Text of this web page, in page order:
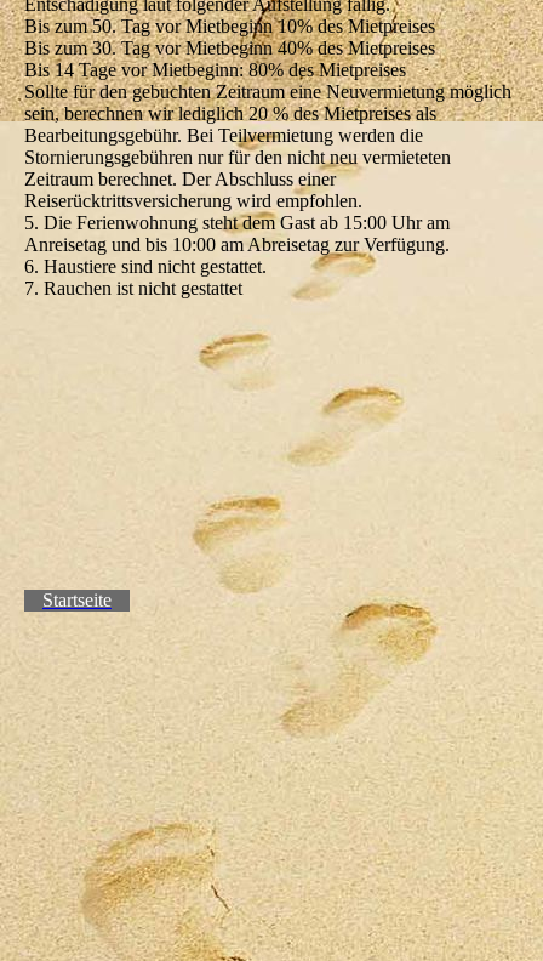
Bis zum 50. Tag vor Mietbeginn 10% des Mietpreises
Bis zum 30. Tag vor Mietbeginn 40% des Mietpreises
Bis 14 Tage vor Mietbeginn: 80% des Mietpreises
Sollte für den gebuchten Zeitraum eine Neuvermietung möglich
sein, berechnen wir lediglich 20 % des Mietpreises als
Bearbeitungsgebühr. Bei Teilvermietung werden die
Stornierungsgebühren nur für den nicht neu vermieteten
Zeitraum berechnet. Der Abschluss einer
Reiserücktrittsversicherung wird empfohlen.
5. Die Ferienwohnung steht dem Gast ab 15:00 Uhr am
Anreisetag und bis 10:00 am Abreisetag zur Verfügung.
6. Haustiere sind nicht gestattet.
7. Rauchen ist nicht gestattet
Startseite